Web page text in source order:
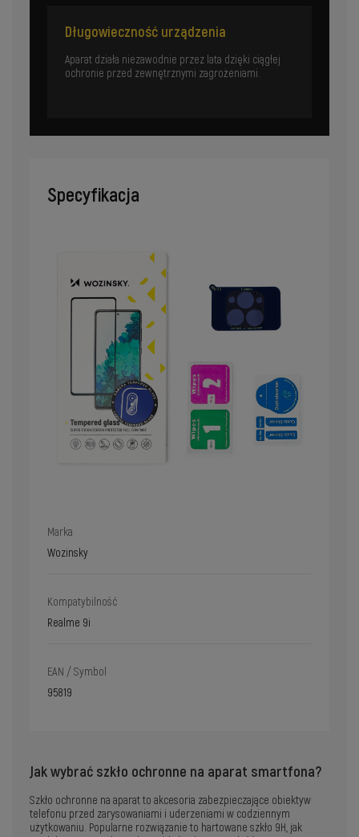
Długowieczność urządzenia
Aparat działa niezawodnie przez lata dzięki ciągłej
ochronie przed zewnętrznymi zagrożeniami.
Specyfikacja
Marka
Wozinsky
Kompatybilność
Realme 9i
EAN / Symbol
95819
Jak wybrać szkło ochronne na aparat smartfona?
Szkło ochronne na aparat to akcesoria zabezpieczające obiektyw
telefonu przed zarysowaniami i uderzeniami w codziennym
użytkowaniu. Popularne rozwiązanie to hartowane szkło 9H, jak